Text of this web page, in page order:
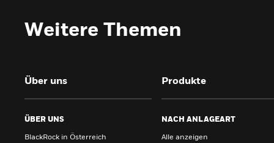
Weitere Themen
Über uns
ÜBER UNS
BlackRock in Österreich
Produkte
NACH ANLAGEART
Alle anzeigen